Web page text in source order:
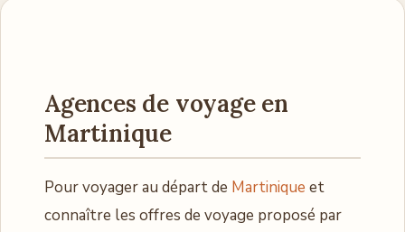
Agences de voyage en
Martinique
Pour voyager au départ de Martinique et
connaître les offres de voyage proposé par